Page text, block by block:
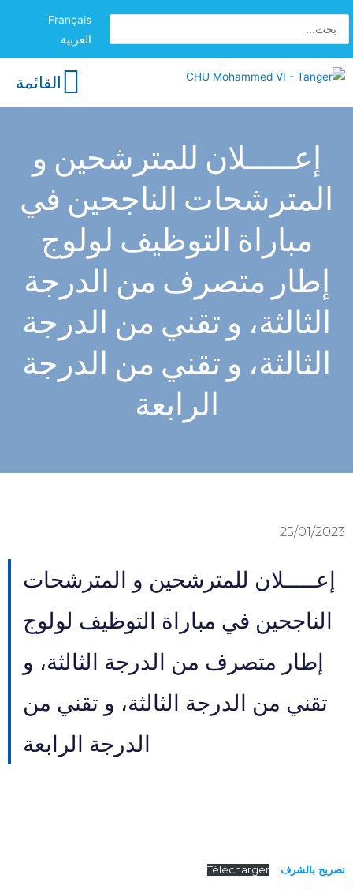
Français
العربية
القائمة
إعـــــلان للمترشحين و
المترشحات الناجحين في
مباراة التوظيف لولوج
إطار متصرف من الدرجة
الثالثة، و تقني من الدرجة
الثالثة، و تقني من الدرجة
الرابعة
25/01/2023
إعـــــلان للمترشحين و المترشحات
الناجحين في مباراة التوظيف لولوج
إطار متصرف من الدرجة الثالثة، و
تقني من الدرجة الثالثة، و تقني من
الدرجة الرابعة
تصريح بالشرف Télécharger